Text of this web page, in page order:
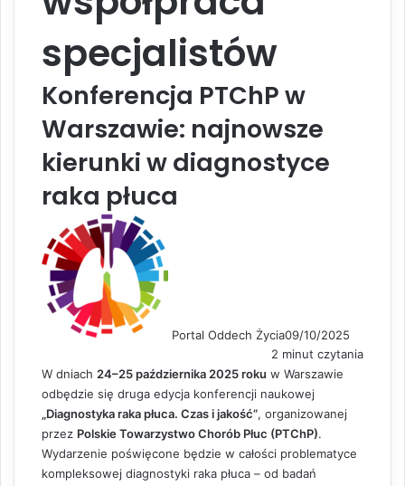
specjalistów
Konferencja PTChP w
Warszawie: najnowsze
kierunki w diagnostyce
raka płuca
Portal Oddech Życia09/10/2025
2 minut czytania
W dniach 24–25 października 2025 roku w Warszawie
odbędzie się druga edycja konferencji naukowej
„Diagnostyka raka płuca. Czas i jakość”, organizowanej
przez Polskie Towarzystwo Chorób Płuc (PTChP).
Wydarzenie poświęcone będzie w całości problematyce
kompleksowej diagnostyki raka płuca – od badań